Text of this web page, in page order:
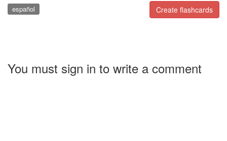
Create flashcards
español
You must sign in to write a comment